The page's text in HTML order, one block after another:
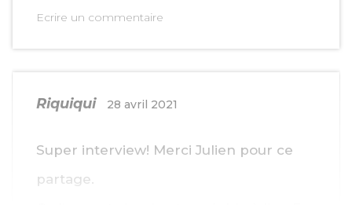
Ecrire un commentaire
Riquiqui 28 avril 2021
Super interview! Merci Julien pour ce
partage.